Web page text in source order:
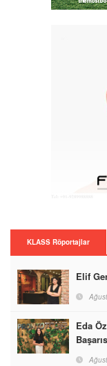
KLASS Röportajlar
Elif
Eda